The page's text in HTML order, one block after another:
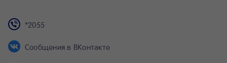
*2055
Сообщения в ВКонтакте